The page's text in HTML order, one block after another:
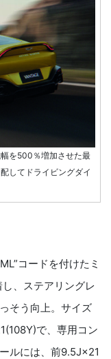
を500％増加させた最
してドライビングダイ
コードを付けたミ
、ステアリングレ
そう向上。サイズ
で、専用コン
ルには、前9.5J×21